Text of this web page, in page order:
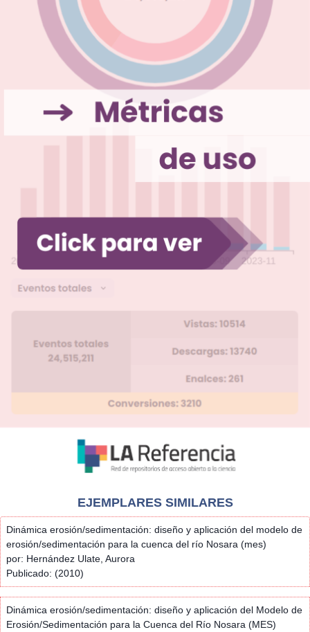
EJEMPLARES SIMILARES
Dinámica erosión/sedimentación: diseño y aplicación del modelo de
erosión/sedimentación para la cuenca del río Nosara (mes)
por: Hernández Ulate, Aurora
Publicado: (2010)
Dinámica erosión/sedimentación: diseño y aplicación del Modelo de
Erosión/Sedimentación para la Cuenca del Río Nosara (MES)